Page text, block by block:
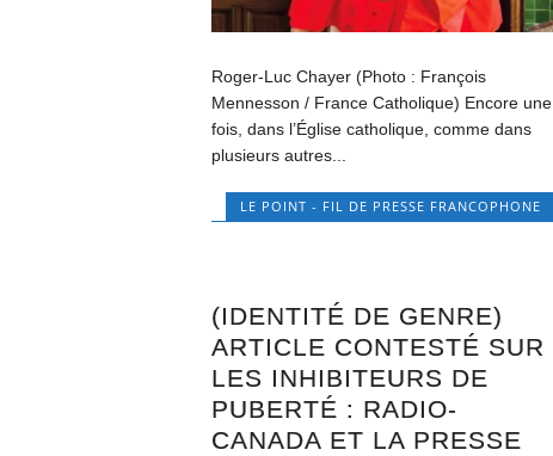
Roger-Luc Chayer (Photo : François
Mennesson / France Catholique) Encore une
fois, dans l’Église catholique, comme dans
plusieurs autres...
LE POINT - FIL DE PRESSE FRANCOPHONE
(IDENTITÉ DE GENRE)
ARTICLE CONTESTÉ SUR
LES INHIBITEURS DE
PUBERTÉ : RADIO-
CANADA ET LA PRESSE